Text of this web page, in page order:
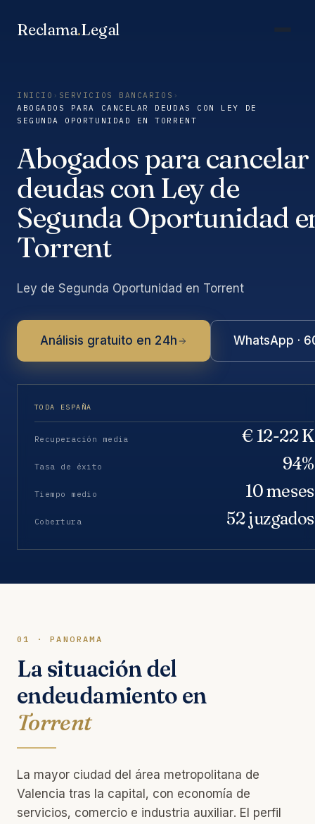
Reclama.Legal
INICIO › SERVICIOS BANCARIOS ›
ABOGADOS PARA CANCELAR DEUDAS CON LEY DE
SEGUNDA OPORTUNIDAD EN TORRENT
Abogados para cancelar
deudas con Ley de
Segunda Oportunidad
Torrent
Ley de Segunda Oportunidad en Torrent
Análisis gratuito en 24h WhatsApp ·
TODA ESPAÑA
Recuperación media € 12-22 K
Tasa de éxito 94%
Tiempo medio 10 meses
Cobertura 52 juzgados
01 · PANORAMA
La situación del
endeudamiento en
Torrent
La mayor ciudad del área metropolitana de
Valencia tras la capital, con economía de
servicios, comercio e industria auxiliar. El perfil